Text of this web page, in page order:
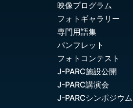
映像プログラム
フォトギャラリー
専門用語集
パンフレット
フォトコンテスト
J-PARC施設公開
J-PARC講演会
J-PARCシンポジウム